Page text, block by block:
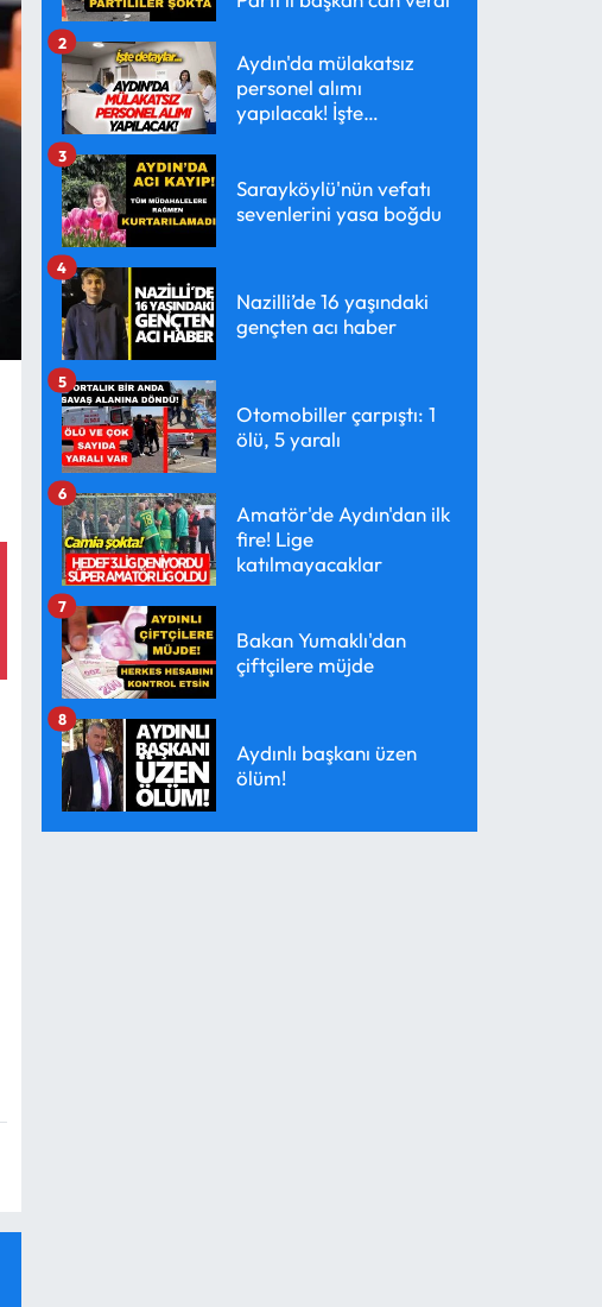
Aydın'da mülakatsız
personel alımı
yapılacak! İşte
2
Sarayköylü'nün vefatı
sevenlerini yasa boğdu
3
Nazilli’de 16 yaşındaki
gençten acı haber
4
Otomobiller çarpıştı: 1
ölü, 5 yaralı
5
Amatör'de Aydın'dan ilk
fire! Lige
katılmayacaklar
6
Bakan Yumaklı'dan
çiftçilere müjde
7
Aydınlı başkanı üzen
ölüm!
8